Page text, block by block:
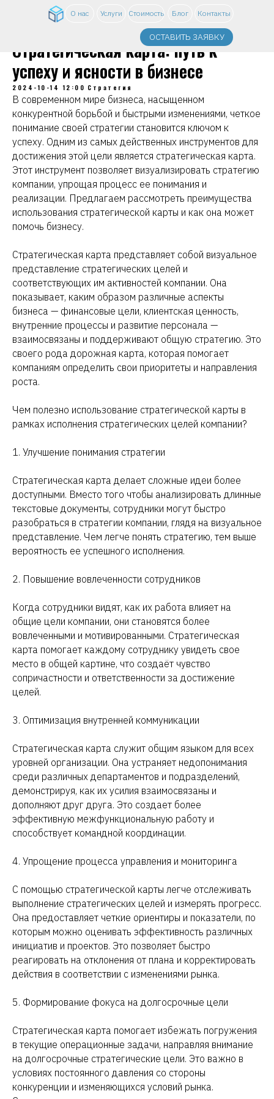
О нас Услуги Блог Контакты
ОСТАВИТЬ ЗАЯВКУ
Стоимость
Стратегическая карта: путь к
успеху и ясности в бизнесе
2024-10-14 12:00 Стратегия
В современном мире бизнеса, насыщенном
конкурентной борьбой и быстрыми изменениями, четкое
понимание своей стратегии становится ключом к
успеху. Одним из самых действенных инструментов для
достижения этой цели является стратегическая карта.
Этот инструмент позволяет визуализировать стратегию
компании, упрощая процесс ее понимания и
реализации. Предлагаем рассмотреть преимущества
использования стратегической карты и как она может
помочь бизнесу.
Стратегическая карта представляет собой визуальное
представление стратегических целей и
соответствующих им активностей компании. Она
показывает, каким образом различные аспекты
бизнеса — финансовые цели, клиентская ценность,
внутренние процессы и развитие персонала —
взаимосвязаны и поддерживают общую стратегию. Это
своего рода дорожная карта, которая помогает
компаниям определить свои приоритеты и направления
роста.
Чем полезно использование стратегической карты в
рамках исполнения стратегических целей компании?
1. Улучшение понимания стратегии
Стратегическая карта делает сложные идеи более
доступными. Вместо того чтобы анализировать длинные
текстовые документы, сотрудники могут быстро
разобраться в стратегии компании, глядя на визуальное
представление. Чем легче понять стратегию, тем выше
вероятность ее успешного исполнения.
2. Повышение вовлеченности сотрудников
Когда сотрудники видят, как их работа влияет на
общие цели компании, они становятся более
вовлеченными и мотивированными. Стратегическая
карта помогает каждому сотруднику увидеть свое
место в общей картине, что создаёт чувство
сопричастности и ответственности за достижение
целей.
3. Оптимизация внутренней коммуникации
Стратегическая карта служит общим языком для всех
уровней организации. Она устраняет недопонимания
среди различных департаментов и подразделений,
демонстрируя, как их усилия взаимосвязаны и
дополняют друг друга. Это создает более
эффективную межфункциональную работу и
способствует командной координации.
4. Упрощение процесса управления и мониторинга
С помощью стратегической карты легче отслеживать
выполнение стратегических целей и измерять прогресс.
Она предоставляет четкие ориентиры и показатели, по
которым можно оценивать эффективность различных
инициатив и проектов. Это позволяет быстро
реагировать на отклонения от плана и корректировать
действия в соответствии с изменениями рынка.
5. Формирование фокуса на долгосрочные цели
Стратегическая карта помогает избежать погружения
в текущие операционные задачи, направляя внимание
на долгосрочные стратегические цели. Это важно в
условиях постоянного давления со стороны
конкуренции и изменяющихся условий рынка.